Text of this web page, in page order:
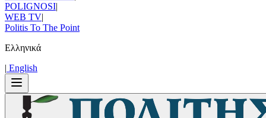
POLIGNOSI|
WEB TV|
Politis To The Point
Ελληνικά
| Εnglish